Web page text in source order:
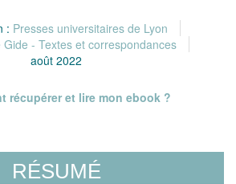
: Presses universitaires de Lyon
Gide - Textes et correspondances
août 2022
récupérer et lire mon ebook ?
RÉSUMÉ